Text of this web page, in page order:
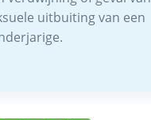
uitbuiting van een